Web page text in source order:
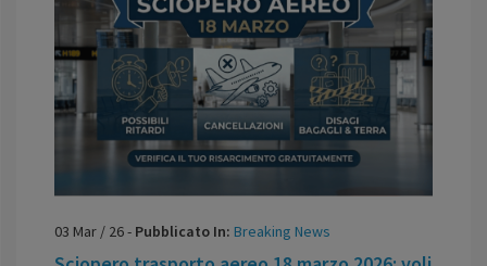
03 Mar / 26- Pubblicato In: Breaking News